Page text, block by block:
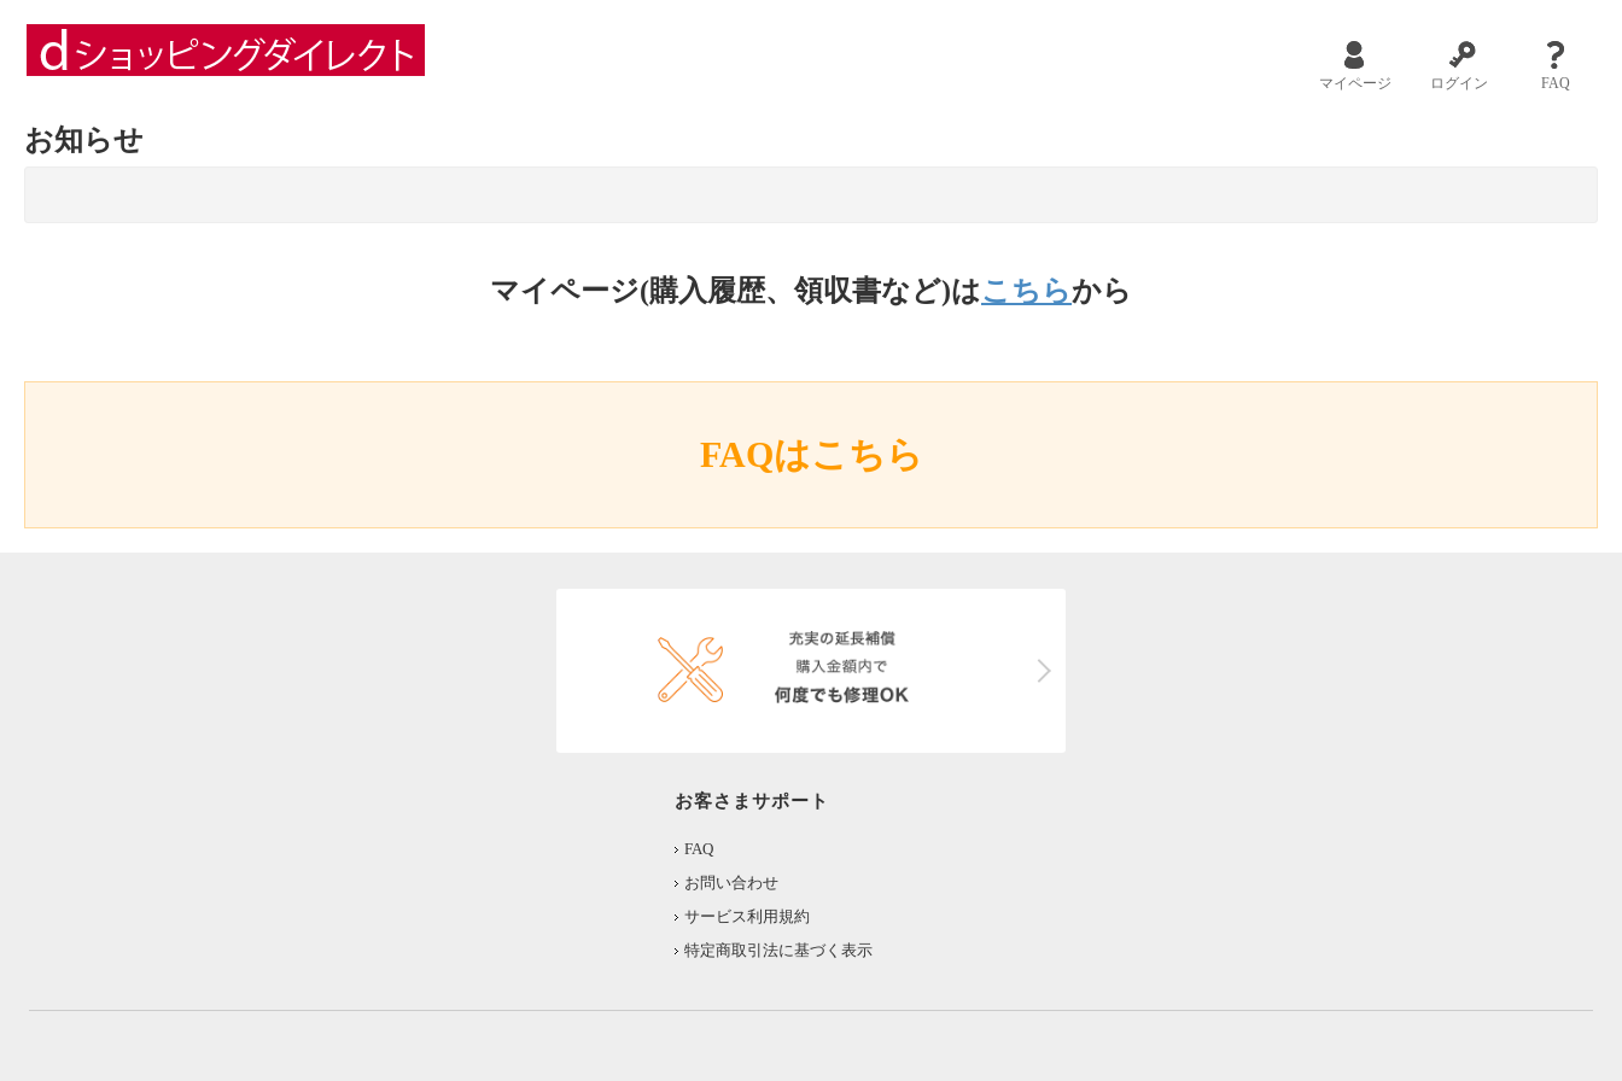
マイページ ログイン FAQ
お知らせ
マイページ(購入履歴、領収書など)はこちらから
FAQはこちら
お客さまサポート
FAQ
お問い合わせ
サービス利用規約
特定商取引法に基づく表示